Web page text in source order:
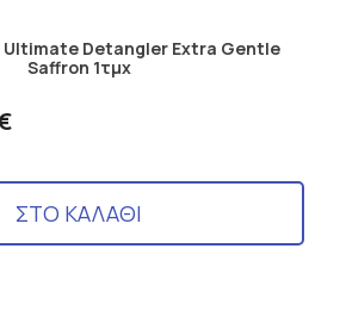
Ultimate Detangler Extra Gentle
Saffron 1τμχ
ΣΤΟ ΚΑΛΑΘΙ